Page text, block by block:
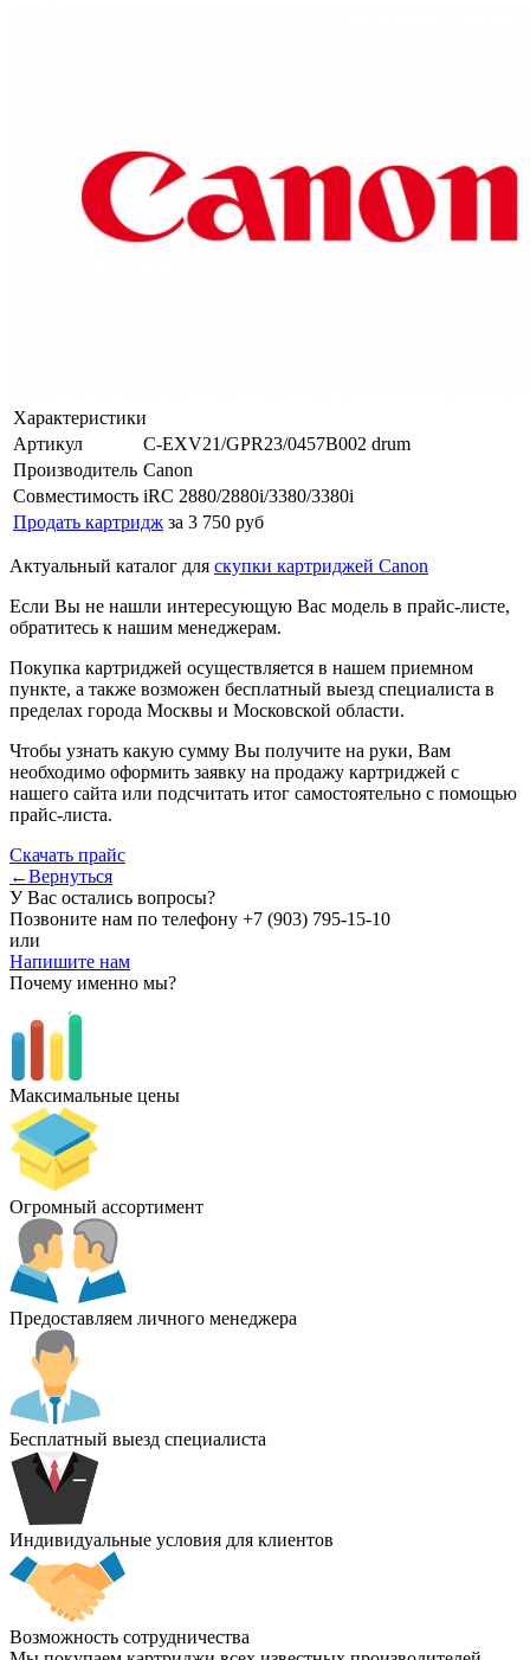
Характеристики
Артикул
C-EXV21/GPR23/0457B002 drum
Производитель Canon
Совместимость iRC 2880/2880i/3380/3380i
Продать картридж за 3 750 руб
Актуальный каталог для скупки картриджей Canon
Если Вы не нашли интересующую Вас модель в прайс-листе,
обратитесь к нашим менеджерам.
Покупка картриджей осуществляется в нашем приемном
пункте, а также возможен бесплатный выезд специалиста в
пределах города Москвы и Московской области.
Чтобы узнать какую сумму Вы получите на руки, Вам
необходимо оформить заявку на продажу картриджей с
нашего сайта или подсчитать итог самостоятельно с помощью
прайс-листа.
Скачать прайс
←Вернуться
У Вас остались вопросы?
Позвоните нам по телефону +7 (903) 795-15-10
или
Напишите нам
Почему именно мы?
Максимальные цены
Огромный ассортимент
Предоставляем личного менеджера
Бесплатный выезд специалиста
Индивидуальные условия для клиентов
Возможность сотрудничества